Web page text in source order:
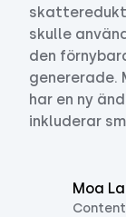
skulle
den
genererade.
har en ny
inkluderar
Moa